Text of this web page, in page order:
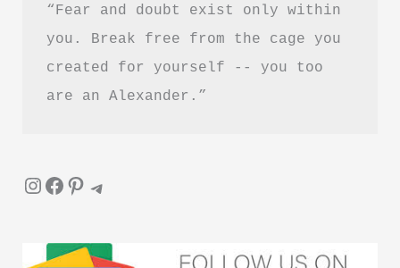
“Fear and doubt exist only within
you. Break free from the cage you
created for yourself -- you too
are an Alexander.”
InstagramFacebook Pinterest Telegram